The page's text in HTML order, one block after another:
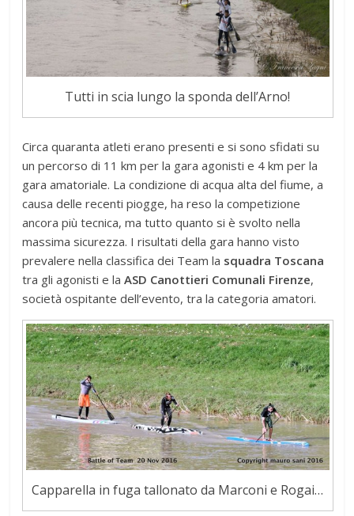
Tutti in scia lungo la sponda dell’Arno!
Circa quaranta atleti erano presenti e si sono sfidati su
un percorso di 11 km per la gara agonisti e 4 km per la
gara amatoriale. La condizione di acqua alta del fiume, a
causa delle recenti piogge, ha reso la competizione
ancora più tecnica, ma tutto quanto si è svolto nella
massima sicurezza. I risultati della gara hanno visto
prevalere nella classifica dei Team la squadra Toscana
tra gli agonisti e laASD Canottieri Comunali Firenze,
società ospitante dell’evento, tra la categoria amatori.
Capparella in fuga tallonato da Marconi e Rogai…